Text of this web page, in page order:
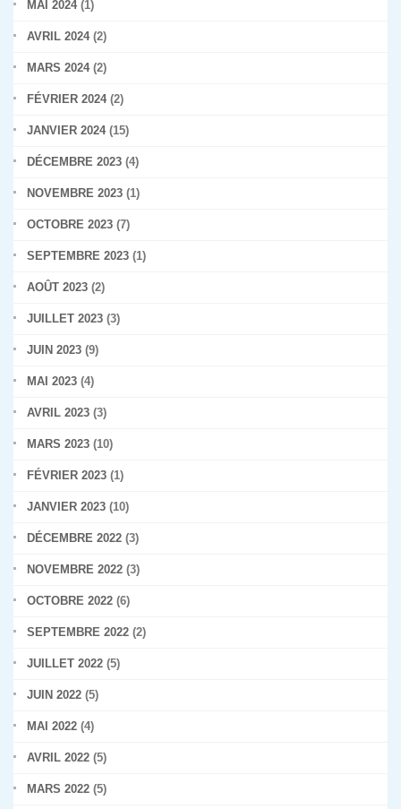
MAI 2024(1)
AVRIL 2024(2)
MARS 2024(2)
FÉVRIER 2024(2)
JANVIER 2024(15)
DÉCEMBRE 2023 (4)
NOVEMBRE 2023 (1)
OCTOBRE 2023 (7)
SEPTEMBRE 2023 (1)
AOÛT 2023 (2)
JUILLET 2023 (3)
JUIN 2023 (9)
MAI 2023 (4)
AVRIL 2023 (3)
MARS 2023 (10)
FÉVRIER 2023 (1)
JANVIER 2023 (10)
DÉCEMBRE 2022 (3)
NOVEMBRE 2022 (3)
OCTOBRE 2022 (6)
SEPTEMBRE 2022 (2)
JUILLET 2022 (5)
JUIN 2022 (5)
MAI 2022 (4)
AVRIL 2022 (5)
MARS 2022 (5)